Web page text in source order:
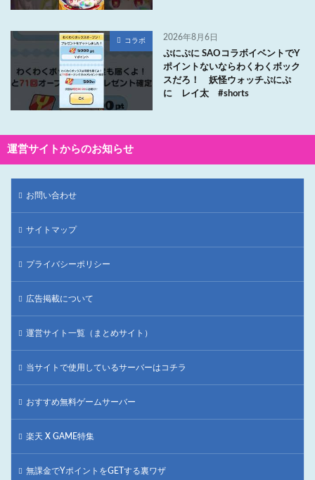
コラボ 2026年8月6日
ぷにぷに SAOコラボイベントでY
ポイントないならわくわくボック
スだろ！ 妖怪ウォッチぷにぷ
に レイ太 #shorts
運営サイトからのお知らせ
お問い合わせ
サイトマップ
プライバシーポリシー
広告掲載について
運営サイト一覧（まとめサイト）
当サイトで使用しているサーバーはコチラ
おすすめ無料ゲームサーバー
楽天 X GAME特集
無課金でYポイントをGETする裏ワザ